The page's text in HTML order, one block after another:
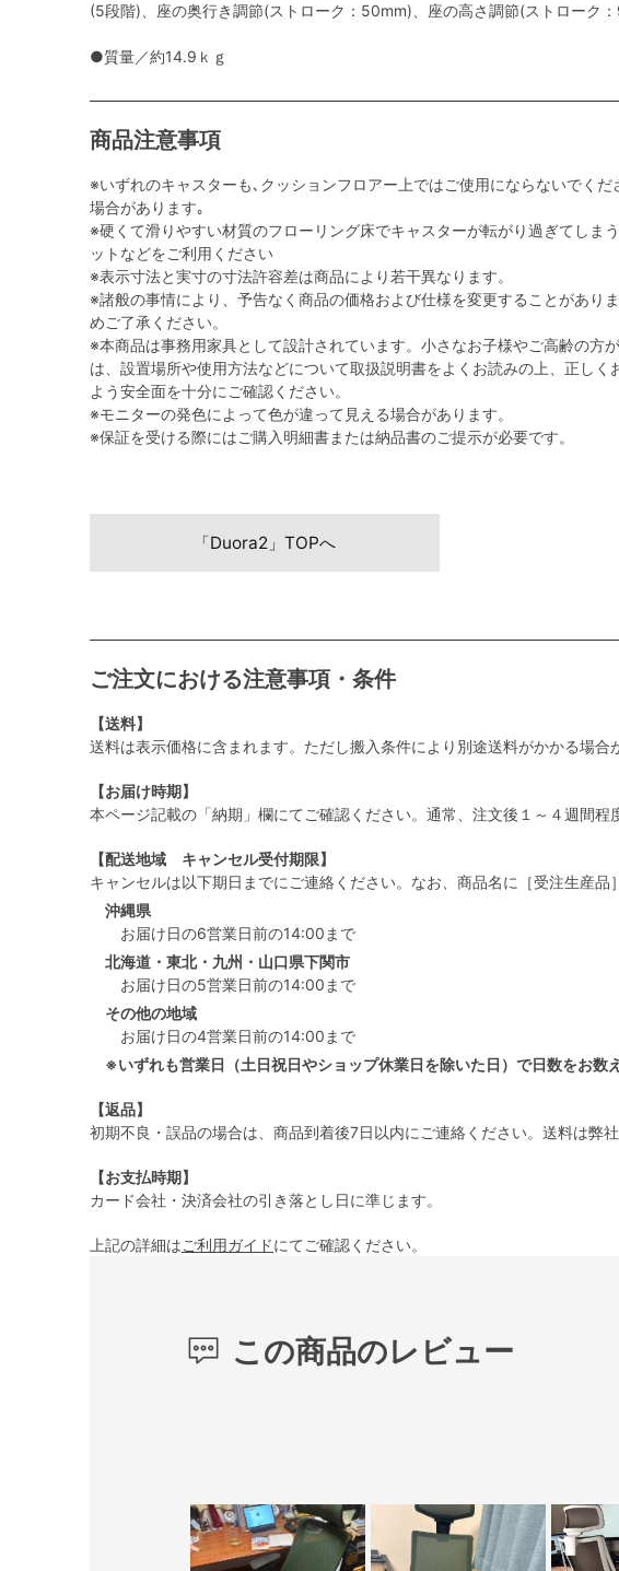
(5段階)、座の奥行き調節(ストローク：50mm)、座の高さ調節(ストローク
●質量／約14.9ｋｇ
商品注意事項
※いずれのキャスターも､クッションフロアー上ではご使用にならないでくだ
場合があります｡
※硬くて滑りやすい材質のフローリング床でキャスターが転がり過ぎてしま
ットなどをご利用ください
※表示寸法と実寸の寸法許容差は商品により若干異なります。
※諸般の事情により、予告なく商品の価格および仕様を変更することがあり
めご了承ください。
※本商品は事務用家具として設計されています。小さなお子様やご高齢の方
は、設置場所や使用方法などについて取扱説明書をよくお読みの上、正しく
よう安全面を十分にご確認ください。
※モニターの発色によって色が違って見える場合があります。
※保証を受ける際にはご購入明細書または納品書のご提示が必要です。
「Duora2」TOPへ
ご注文における注意事項・条件
【送料】
送料は表示価格に含まれます。ただし搬入条件により別途送料がかかる場
【お届け時期】
本ページ記載の「納期」欄にてご確認ください。通常、注文後１～４週間
【配送地域 キャンセル受付期限】
キャンセルは以下期日までにご連絡ください。なお、商品名に［受注生産品
沖縄県
お届け日の6営業日前の14:00まで
北海道・東北・九州・山口県下関市
お届け日の5営業日前の14:00まで
その他の地域
お届け日の4営業日前の14:00まで
※いずれも営業日（土日祝日やショップ休業日を除いた日）で日数をお数
【返品】
初期不良・誤品の場合は、商品到着後7日以内にご連絡ください。送料は弊
【お支払時期】
カード会社・決済会社の引き落とし日に準じます。
上記の詳細はご利用ガイドにてご確認ください。
この商品のレビュー